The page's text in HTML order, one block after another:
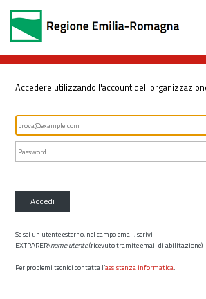
Accedere utilizzando l'account
Accedi
Se sei un utente esterno, nel campo email, scrivi
EXTRARER\nome utente(ricevuto tramite email di abilitazione)
Per problemi tecnici contatta l’assistenza informatica.